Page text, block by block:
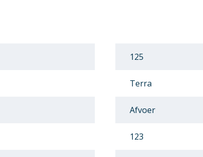
125
Terra
Afvoer
123